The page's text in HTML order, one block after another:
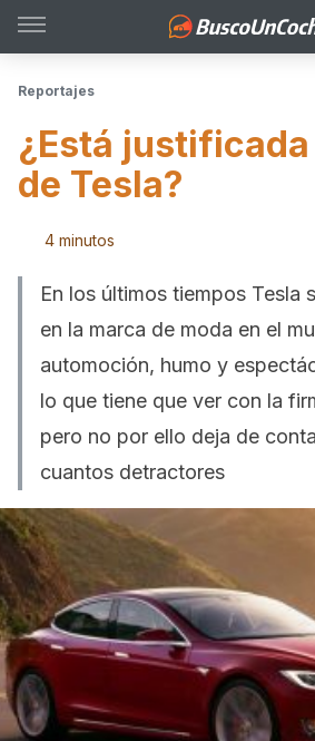
Reportajes
¿Está
de Tesla?
4 minutos
En los últimos tiempos Tesla
en la marca de moda en el
automoción, humo y
lo que tiene que ver con la
pero no por ello deja de
cuantos detractores